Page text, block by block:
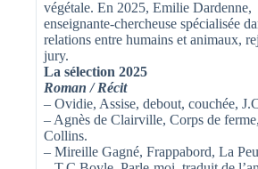
végétale. En 2025, Emilie Dardenne,
enseignante-chercheuse spécialisée
relations entre humains et animaux,
jury.
La sélection 2025
Roman / Récit
– Ovidie, Assise, debout, couchée,
– Agnès de Clairville, Corps de
Collins.
– Mireille Gagné, Frappabord, La